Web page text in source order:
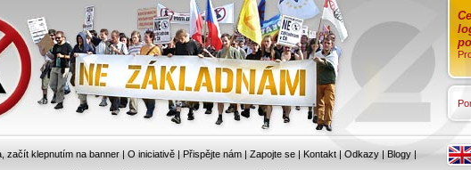
začít klepnutím na banner | O iniciativě | Přispějte nám | Zapojte se | Kontakt | Odkazy | Blogy |